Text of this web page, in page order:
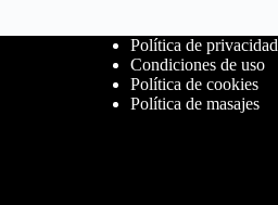
Política de privacidad
Condiciones de uso
Política de cookies
Política de masajes